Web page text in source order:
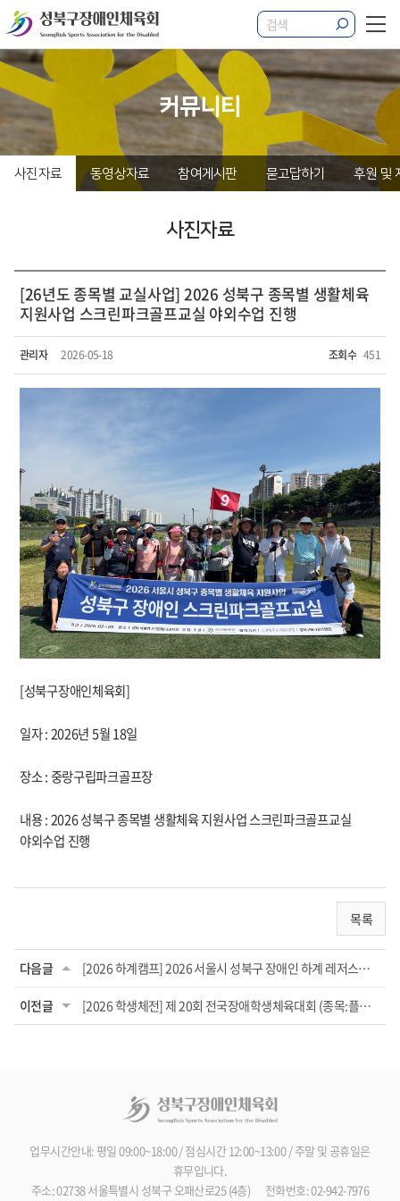
커뮤니티
사진자료 동영상자료 참여게시판 묻고답하기 후원 및
사진자료
[26년도 종목별 교실사업] 2026 성북구 종목별 생활체육
지원사업 스크린파크골프교실 야외수업 진행
관리자 2026-05-18 조회수 451
[성북구장애인체육회]
일자 : 2026년 5월 18일
장소 : 중랑구립파크골프장
내용 : 2026 성북구 종목별 생활체육 지원사업 스크린파크골프교실
야외수업 진행
목록
다음글 [2026 하계캠프] 2026 서울시 성북구 장애인 하계 레저스포츠 캠프
이전글 [2026 학생체전] 제 20회 전국장애학생체육대회 (종목:플로어볼)
업무시간안내: 평일 09:00~18:00 / 점심시간 12:00~13:00 / 주말 및 공휴일은
휴무입니다.
주소: 02738 서울특별시 성북구 오패산로25 (4층)
전화번호: 02-942-7976